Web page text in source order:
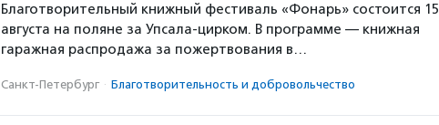
Благотворительный книжный фестиваль «Фонарь» состоится 15
августа на поляне за Упсала-цирком. В программе — книжная
гаражная распродажа за пожертвования в…
Санкт-Петербург · Благотвори­тель­ность и доброволь­чест­во